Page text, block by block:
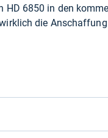
HD 6850 in den
die